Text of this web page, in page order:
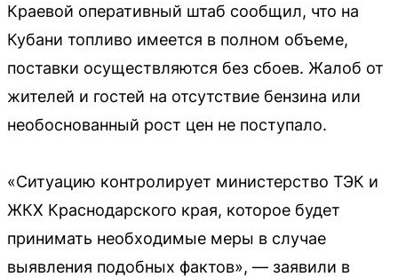
Краевой оперативный штаб сообщил, что на
Кубани топливо имеется в полном объеме,
поставки осуществляются без сбоев. Жалоб от
жителей и гостей на отсутствие бензина или
необоснованный рост цен не поступало.
«Ситуацию контролирует министерство ТЭК и
ЖКХ Краснодарского края, которое будет
принимать необходимые меры в случае
выявления подобных фактов», — заявили в